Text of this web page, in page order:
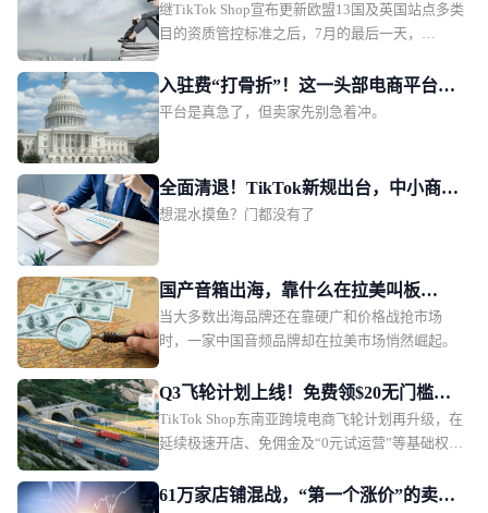
务必及时补齐资质
继TikTok Shop宣布更新欧盟13国及英国站点多类
目的资质管控标准之后，7月的最后一天，
规。对比欧洲瞄准电子电器、纺织品/服饰、玩
具、化妆品、母婴5大平台核心热销品类进行全方
想象力，实际上远超品类本身。01TikTok Shop泰
国站收紧二手商品TT123获悉，自2026年7月31
日起，TikTok Shop泰国站点已全面收紧二手商品
入驻费“打骨折”！这一头部电商平台急
需中国卖家回血
平台是真急了，但卖家先别急着冲。
全面清退！TikTok新规出台，中小商家
更难躺赢
想混水摸鱼？门都没有了
国产音箱出海，靠什么在拉美叫板
JBL？一场由数百位本土红人完成的信
任众筹
当大多数出海品牌还在靠硬广和价格战抢市场
时，一家中国音频品牌却在拉美市场悄然崛起。
Q3飞轮计划上线！免费领$20无门槛广
告金，东南亚跨境新商激励再加码！
TikTok Shop东南亚跨境电商飞轮计划再升级，在
延续极速开店、免佣金及“0元试运营”等基础权益
店、内容工具及广告测试等关键环节的经营支
61万家店铺混战，“第一个涨价”的卖家